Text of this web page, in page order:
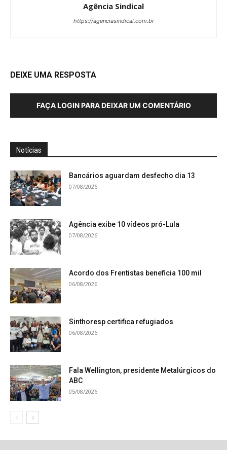
Agência Sindical
https://agenciasindical.com.br
DEIXE UMA RESPOSTA
FAÇA LOGIN PARA DEIXAR UM COMENTÁRIO
Notícias
Bancários aguardam desfecho dia 13
07/08/2026
Agência exibe 10 vídeos pró-Lula
07/08/2026
Acordo dos Frentistas beneficia 100 mil
06/08/2026
Sinthoresp certifica refugiados
06/08/2026
Fala Wellington, presidente Metalúrgicos do
ABC
05/08/2026